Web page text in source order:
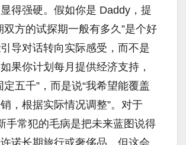
得强硬。假如你是 Daddy，提
双方的试探期一般有多久”是个好
导对话转向实际感受，而不是
果你计划每月提供经济支持，
定五千”，而是说“我希望能覆盖
，根据实际情况调整”。对于
手常犯的毛病是把未来蓝图说得
诺长期旅行或奢侈品，但这会